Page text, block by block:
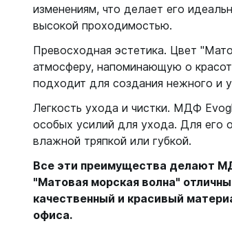
изменениям, что делает его
высокой проходимостью.
Превосходная эстетика. Цвет
атмосферу, напоминающую о
подходит для создания нежного и
Легкость ухода и чистки. МДФ
особых усилий для ухода. Для его
влажной тряпкой или губкой.
Все эти преимущества делают
"Матовая морская волна"
качественный и красивый
офиса.